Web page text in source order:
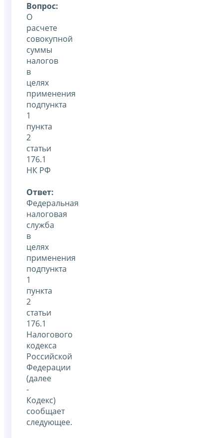
Вопрос:
О
расчете
совокупной
суммы
налогов
в
целях
применения
подпункта
1
пункта
2
статьи
176.1
НК РФ
Ответ:
Федеральная
налоговая
служба
в
целях
применения
подпункта
1
пункта
2
статьи
176.1
Налогового
кодекса
Российской
Федерации
(далее
-
Кодекс)
сообщает
следующее.